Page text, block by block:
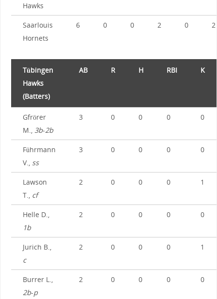
Hawks
Saarlouis
Hornets
6 0 0 2 0 2
Tübingen
Hawks
(Batters)
AB R H RBI K
Gfrörer
M., 3b-2b
3 0 0 0 0
Führmann
V., ss
3 0 0 0 0
Lawson
T., cf
2 0 0 0 1
Helle D.,
1b
2 0 0 0 0
Jurich B.,
c
2 0 0 0 1
Burrer L.,
2b-p
2 0 0 0 0